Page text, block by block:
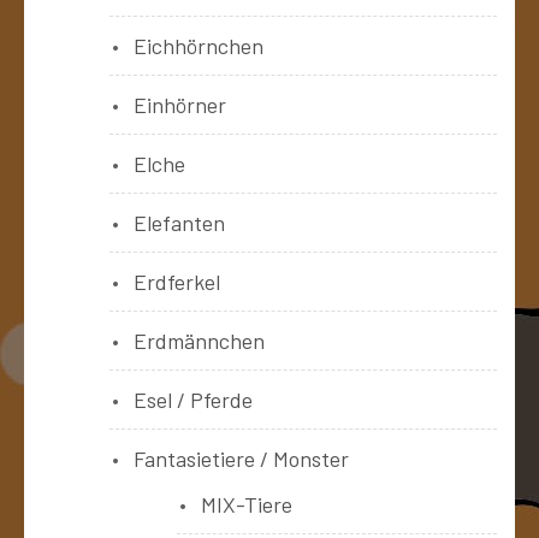
Eichhörnchen
Einhörner
Elche
Elefanten
Erdferkel
Erdmännchen
Esel / Pferde
Fantasietiere / Monster
MIX-Tiere